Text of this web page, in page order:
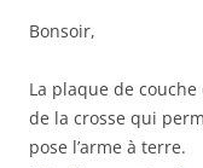
Bonsoir,
La plaque de
de la crosse qui
pose l’arme à terre.